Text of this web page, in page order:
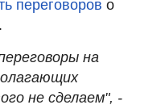
переговоров о
на
не сделаем", -